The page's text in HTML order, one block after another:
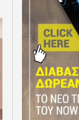
Η COSMOTE
“EUROPE’S
ΤΩΝ FINANCIAL
4Η